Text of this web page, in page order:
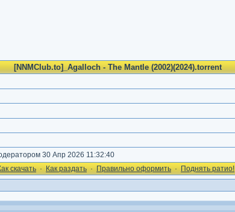
[NNMClub.to]_Agalloch - The Mantle (2002)(2024).torrent
30 Апр 2026 11:32:40
cкачать · Как раздать · Правильно оформить · Поднять ратио!